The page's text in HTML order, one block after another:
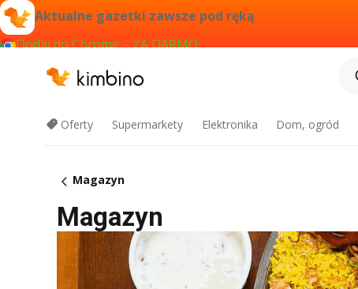
Aktualne gazetki zawsze pod ręką
Dodaj do Chrome – ZA DARMO
Oferty Supermarkety Elektronika Dom, ogród
Magazyn
Magazyn